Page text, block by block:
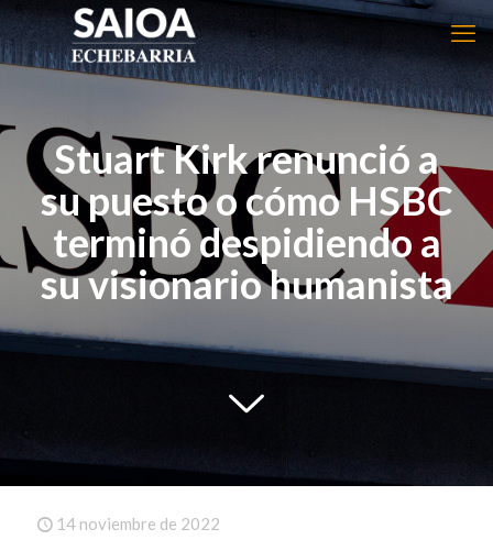
Stuart Kirk renunció a
su puesto o cómo HSBC
terminó despidiendo a
su visionario humanista
14 noviembre de 2022